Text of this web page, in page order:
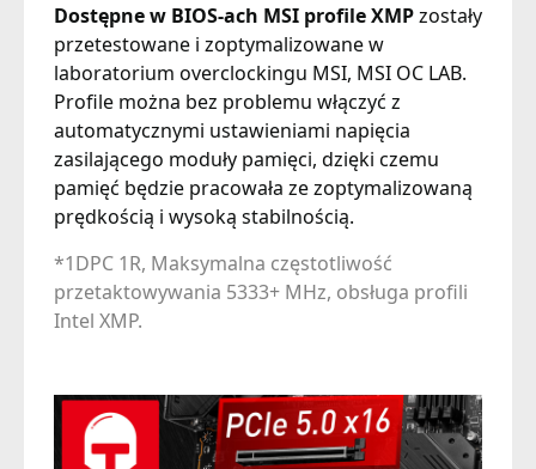
Dostępne w BIOS-ach MSI profile XMPzostały
przetestowane i zoptymalizowane w
laboratorium overclockingu MSI, MSI OC LAB.
Profile można bez problemu włączyć z
automatycznymi ustawieniami napięcia
zasilającego moduły pamięci, dzięki czemu
pamięć będzie pracowała ze zoptymalizowaną
prędkością i wysoką stabilnością.
*1DPC 1R, Maksymalna częstotliwość
przetaktowywania 5333+ MHz, obsługa profili
Intel XMP.